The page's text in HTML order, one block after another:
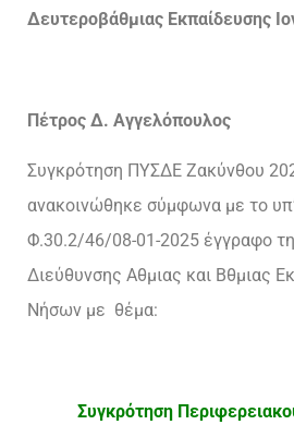
Δευτεροβάθμιας Εκπαίδευσης
Πέτρος Δ. Αγγελόπουλος
Συγκρότηση ΠΥΣΔΕ Ζακύνθου
ανακοινώθηκε σύμφωνα με το
Φ.30.2/46/08-01-2025 έγγραφο
Διεύθυνσης Αθμιας και Βθμιας
Νήσων με θέμα:
Συγκρότηση